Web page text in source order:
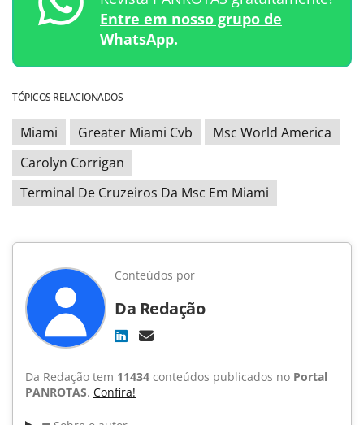
Entre em nosso grupo de
WhatsApp.
TÓPICOS RELACIONADOS
Miami Greater Miami Cvb
Msc World America
Carolyn Corrigan
Terminal De Cruzeiros Da Msc Em Miami
Conteúdos por
Da Redação
Da Redação tem 11434 conteúdos publicados no Portal
PANROTAS. Confira!